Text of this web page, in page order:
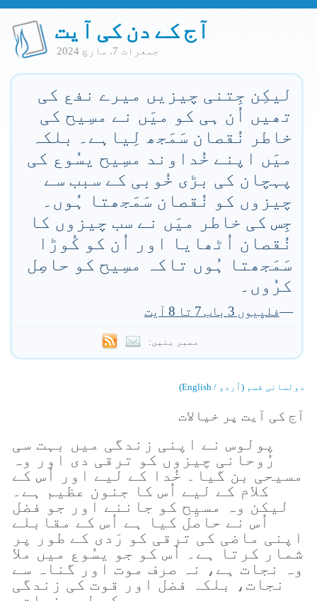
آج کے دن کی آیت
جمعرات 7. مارچ 2024
لیکِن جِتنی چیزیں میرے نفع کی
تھیں اُن ہی کو میَں نے مسِیح کی
خاطر نُقصان سَمَجھ لِیاہے۔ بلکہ
میَں اپنے خُداوند مسِیح یسُوع کی
پہچان کی بڑی خُوبی کے سبب سے
چیزوں کو نُقصان سَمَجھتا ہُوں۔
جِس کی خاطر میَں نے سب چیزوں کا
نُقصان اُٹھایا اور اُن کو کُوڑا
سَمَجھتا ہُوں تاکہ مسِیح کو حاصِل
کرُوں۔
—فلپیوں 3 باب 7 تا 8 آیت
ممبر بنیں:
دولسانی قسم (اُردو / English)
آج کی آیت پر خیالات
پولوس نے اپنی زندگی میں بہت سی
رُوحانی چیزوں کو ترقی دی اور وہ
مسیحی بن گیا۔ خُدا کے لیے اور اُس کے
کلام کے لیے اُس کا جنون عظیم ہے۔
لیکن وہ مسیِح کو جاننے اور جو فضل
اُس نے حاصل کیا ہے اُس کے مقابلے
اپنی ماضی کی ترقی کو رَدی کے طور پر
شمار کرتا ہے۔ اُس کو جو یسُوع میں ملا
وہ نجات ہے، نہ صرف موت اور گناہ سے
نجات، بلکہ فضل اور قوت کی زندگی